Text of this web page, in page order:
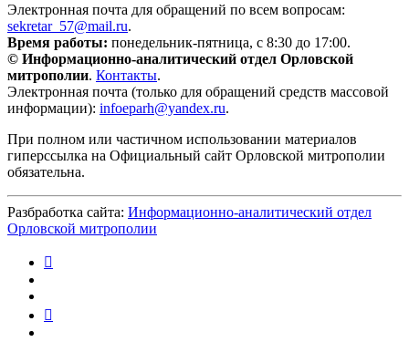
Электронная почта для обращений по всем вопросам:
sekretar_57@mail.ru.
Время работы: понедельник-пятница, с 8:30 до 17:00.
© Информационно-аналитический отдел Орловской
митрополии. Контакты.
Электронная почта (только для обращений средств массовой
информации): infoeparh@yandex.ru.
При полном или частичном использовании материалов
гиперссылка на Официальный сайт Орловской митрополии
обязательна.
Разбработка сайта: Информационно-аналитический отдел
Орловской митрополии